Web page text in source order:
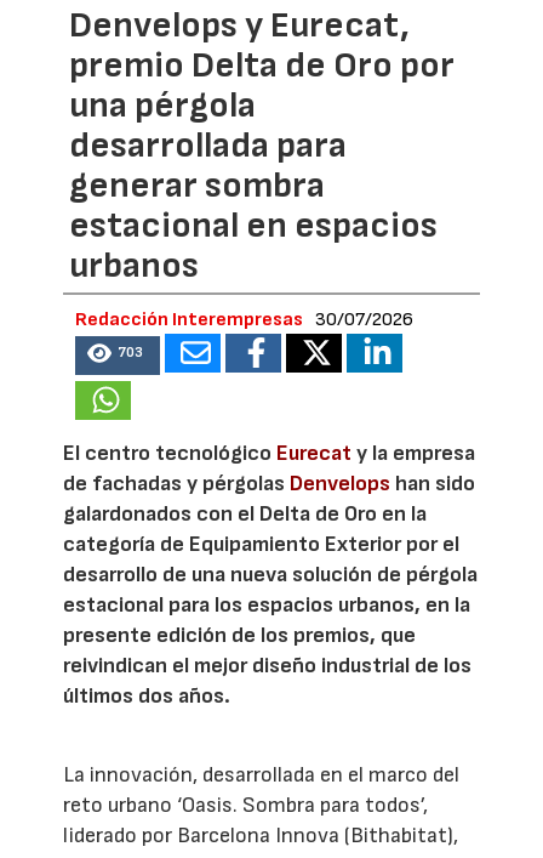
Denvelops y Eurecat,
premio Delta de Oro por
una pérgola
desarrollada para
generar sombra
estacional en espacios
urbanos
Redacción Interempresas 30/07/2026
703
El centro tecnológico Eurecat y la empresa
de fachadas y pérgolas Denvelops han sido
galardonados con el Delta de Oro en la
categoría de Equipamiento Exterior por el
desarrollo de una nueva solución de pérgola
estacional para los espacios urbanos, en la
presente edición de los premios, que
reivindican el mejor diseño industrial de los
últimos dos años.
La innovación, desarrollada en el marco del
reto urbano ‘Oasis. Sombra para todos’,
liderado por Barcelona Innova (Bithabitat),